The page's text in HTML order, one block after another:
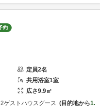
約
定員2名
共用浴室1室
広さ9.9㎡
ゲストハウスグース 目的地から1.